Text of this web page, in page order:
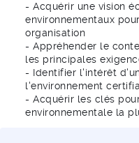
- Acquérir une vision
environnementaux
organisation
- Appréhender le
les principales
- Identifier l'intérêt
l'environnement
- Acquérir les clés
environnementale la
14001 et aux